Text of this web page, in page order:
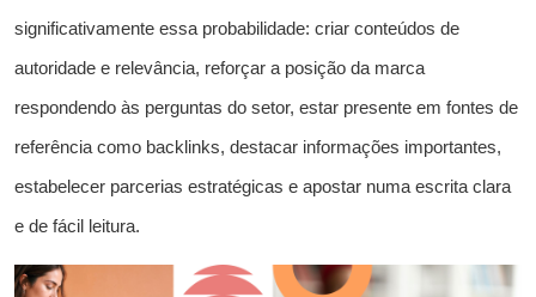
significativamente essa probabilidade: criar conteúdos de
autoridade e relevância, reforçar a posição da marca
respondendo às perguntas do setor, estar presente em fontes de
referência como backlinks, destacar informações importantes,
estabelecer parcerias estratégicas e apostar numa escrita clara
e de fácil leitura.